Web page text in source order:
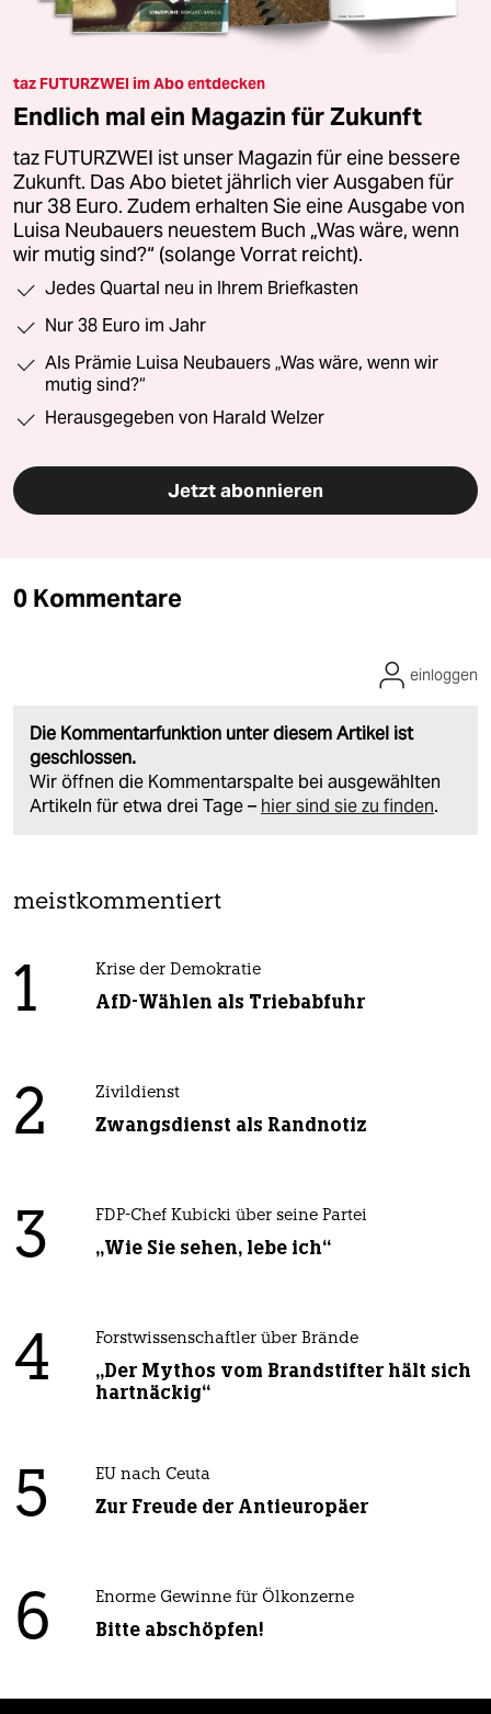
taz FUTURZWEI im Abo entdecken
Endlich mal ein Magazin für Zukunft
taz FUTURZWEI ist unser Magazin für eine bessere
Zukunft. Das Abo bietet jährlich vier Ausgaben für
nur 38 Euro. Zudem erhalten Sie eine Ausgabe von
Luisa Neubauers neuestem Buch „Was wäre, wenn
wir mutig sind?“ (solange Vorrat reicht).
Jedes Quartal neu in Ihrem Briefkasten
Nur 38 Euro im Jahr
Als Prämie Luisa Neubauers „Was wäre, wenn wir
mutig sind?“
Herausgegeben von Harald Welzer
Jetzt abonnieren
0 Kommentare
Die Kommentarfunktion unter diesem Artikel ist
geschlossen.
Wir öffnen die Kommentarspalte bei ausgewählten
Artikeln für etwa drei Tage – hier sind sie zu finden.
einloggen
meistkommentiert
1 Krise der Demokratie
AfD-Wählen als Triebabfuhr
2 Zivildienst
Zwangsdienst als Randnotiz
3 FDP-Chef Kubicki über seine Partei
„Wie Sie sehen, lebe ich“
4 Forstwissenschaftler über Brände
„Der Mythos vom Brandstifter hält sich
hartnäckig“
5 EU nach Ceuta
Zur Freude der Antieuropäer
6 Enorme Gewinne für Ölkonzerne
Bitte abschöpfen!